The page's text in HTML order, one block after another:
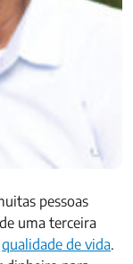
pessoas
uma terceira
qualidade de vida.